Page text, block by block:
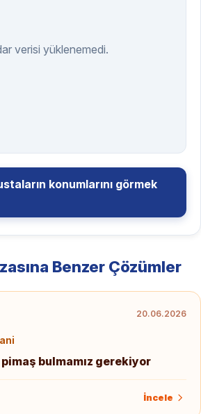
verisi yüklenemedi.
konumlarını görmek
Benzer Çözümler
20.06.2026
bulmamız gerekiyor
İncele